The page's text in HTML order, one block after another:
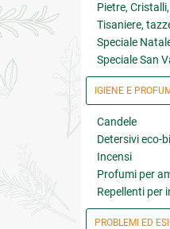
Pietre,
Tisaniere,
Speciale
Speciale San
IGIENE E
Candele
Detersivi eco-
Incensi
Profumi per
Repellenti per
PROBLEMI ED